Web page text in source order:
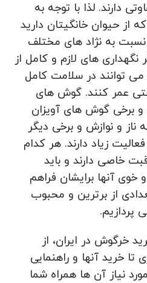
دارند. لذا با توجه به
از حیوان خانگیتان دارید
نسبت به نژاد های مختلف
های لازم و کامل از
توانند در سلامت کامل
به راحتی عمر کنند. گوش های
و برخی گوش های آویزان
ناز و نوازش و برخی دیگر
زیاد دارند. هر کدام
خاصی دارند و باید
آنها برایشان فراهم
از برترین و محبوب
پردازیم.
خرگوش در ایران، از
تا خرید آنها و راهنمایی
نیاز آن ها همراه شما